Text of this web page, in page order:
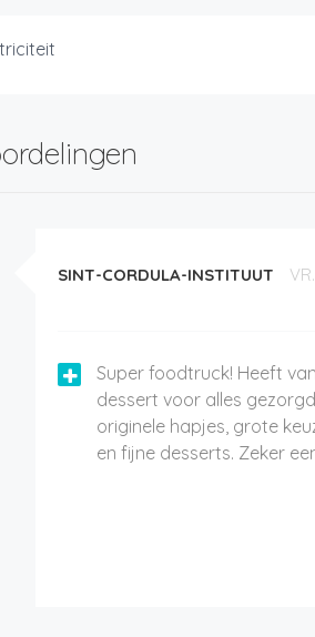
SINT-CORDULA-INSTITUUT
Super foodtruck! Heeft
dessert voor alles
originele hapjes, grote
en fijne desserts. Zeker